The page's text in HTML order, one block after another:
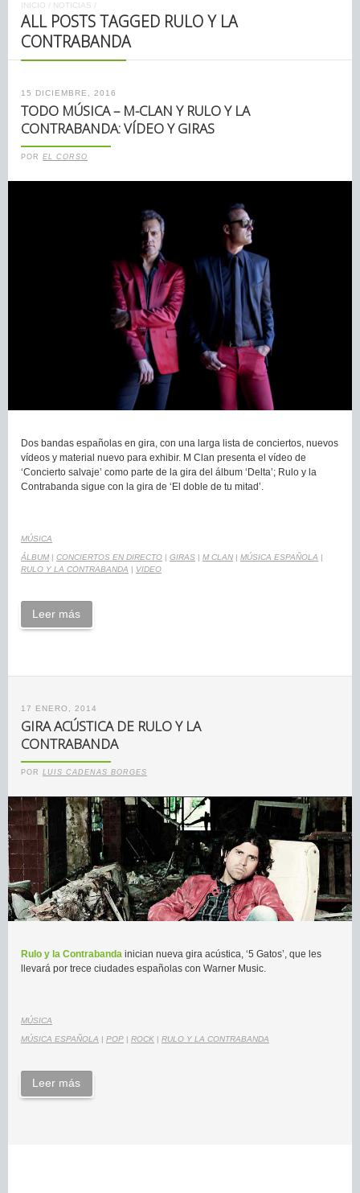
INICIO / NOTICIAS /
ALL POSTS TAGGED RULO Y LA
CONTRABANDA
15 DICIEMBRE, 2016
TODO MÚSICA – M-CLAN Y RULO Y LA
CONTRABANDA: VÍDEO Y GIRAS
POR EL CORSO
Dos bandas españolas en gira, con una larga lista de conciertos, nuevos
vídeos y material nuevo para exhibir. M Clan presenta el vídeo de
‘Concierto salvaje’ como parte de la gira del álbum ‘Delta’; Rulo y la
Contrabanda sigue con la gira de ‘El doble de tu mitad’.
MÚSICA
ÁLBUM | CONCIERTOS EN DIRECTO | GIRAS | M CLAN | MÚSICA ESPAÑOLA |
RULO Y LA CONTRABANDA | VIDEO
Leer más
17 ENERO, 2014
GIRA ACÚSTICA DE RULO Y LA
CONTRABANDA
POR LUIS CADENAS BORGES
Rulo y la Contrabanda inician nueva gira acústica, ‘5 Gatos’, que les
llevará por trece ciudades españolas con Warner Music.
MÚSICA
MÚSICA ESPAÑOLA | POP | ROCK | RULO Y LA CONTRABANDA
Leer más